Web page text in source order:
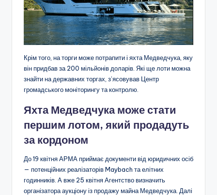
Крім того, на торги може потрапити і яхта Медведчука, яку
він придбав за 200 мільйонів доларів. Які ще лоти можна
знайти на державних торгах, з’ясовував Центр
громадського моніторингу та контролю.
Яхта Медведчука може стати
першим лотом, який продадуть
за кордоном
До 19 квітня АРМА приймає документи від юридичних осіб
— потенційних реалізаторів Maybach та елітних
годинників. А вже 25 квітня Агентство визначить
організатора аукціону із продажу майна Медведчука. Далі